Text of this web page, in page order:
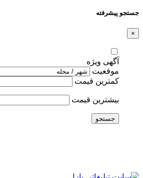
جستجو پیشرفته
×
آگهی ویژه
موقعیت
کمترین قیمت
بیشترین قیمت
جستجو